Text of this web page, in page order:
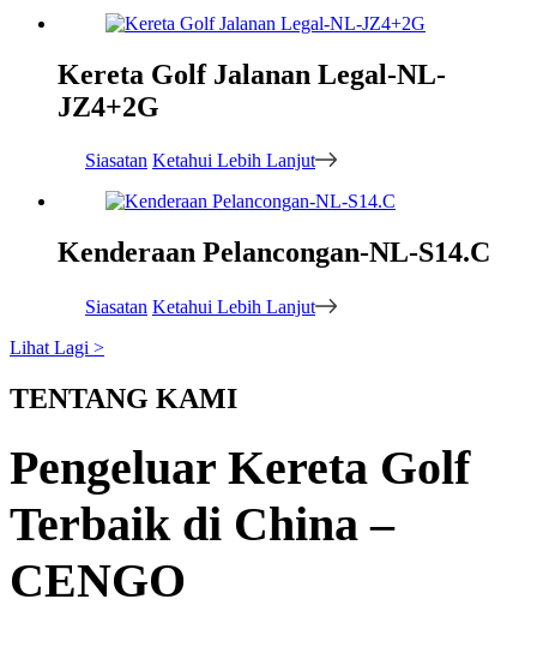
Kereta Golf Jalanan Legal-NL-
JZ4+2G
Siasatan Ketahui Lebih Lanjut
Kenderaan Pelancongan-NL-S14.C
Siasatan Ketahui Lebih Lanjut
Lihat Lagi >
TENTANG KAMI
Pengeluar Kereta Golf
Terbaik di China –
CENGO